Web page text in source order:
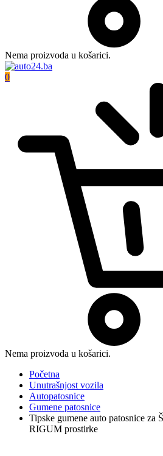
Nema proizvoda u košarici.
0
Nema proizvoda u košarici.
Početna
Unutrašnjost vozila
Autopatosnice
Gumene patosnice
Tipske gumene auto patosnice
RIGUM prostirke